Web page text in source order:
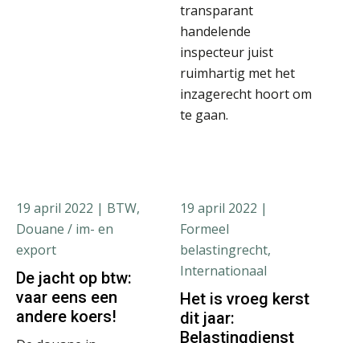
transparant
handelende
inspecteur juist
ruimhartig met het
inzagerecht hoort om
te gaan.
19 april 2022 | BTW,
Douane / im- en
export
De jacht op btw:
vaar eens een
andere koers!
19 april 2022 |
Formeel
belastingrecht,
Internationaal
Het is vroeg kerst
dit jaar:
Belastingdienst